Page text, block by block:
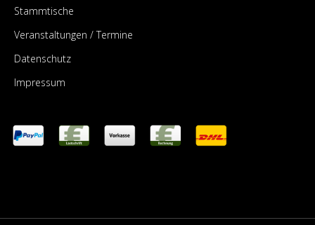
Stammtische
Veranstaltungen / Termine
Datenschutz
Impressum